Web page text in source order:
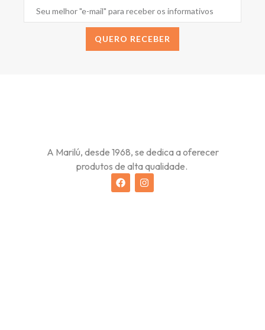
QUERO RECEBER
A Marilú, desde 1968, se dedica a oferecer
produtos de alta qualidade.